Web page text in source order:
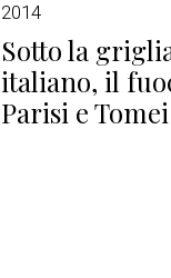
2014
Sotto la
italiano, il
Parisi e Tomei